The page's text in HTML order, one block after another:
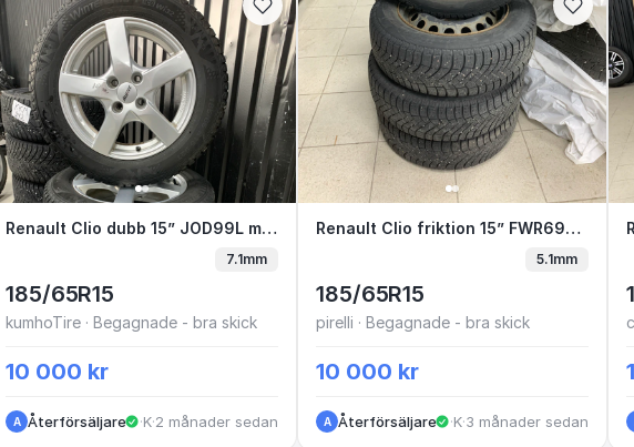
Renault Clio dubb 15” JOD99L mellan F& G
Renault Clio dubb 15” JOD99L mellan F& G
7.1mm
185/65R15
kumhoTire · Begagnade - bra skick
10 000 kr
A Återförsäljare · Kungälv
·2 månader sedan
Renault Clio friktion 15”Renault Clio friktion 15” FWR698 i3-5
5.1mm
185/65R15
pirelli · Begagnade - bra skick
10 000 kr
A Återförsäljare · Kungälv
·3 månader sedan